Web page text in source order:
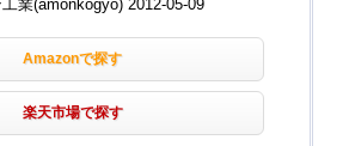
業(amonkogyo) 2012-05-09
Amazonで探す
楽天市場で探す